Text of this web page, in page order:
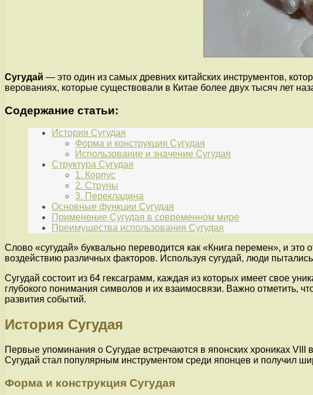
Сугудай — это один из самых древних китайских инструментов,
верованиях, которые существовали в Китае более двух тысяч лет
Содержание статьи:
История Сугудая
Форма и конструкция Сугудая
Использование и значение Сугудая
Структура Сугудая
1. Корпус
2. Струны
3. Перекладина
Основные функции Сугудая
Применение Сугудая в современном мире
Преимущества использования Сугудая
Слово «сугудай» буквально переводится как «Книга перемен», и
воздействию различных факторов. Используя сугудай, люди
Сугудай состоит из 64 гексаграмм, каждая из которых имеет свое
глубокого понимания символов и их взаимосвязи. Важно отметить,
развития событий.
История Сугудая
Первые упоминания о Сугудае встречаются в японских хрониках
Сугудай стал популярным инструментом среди японцев и получил
Форма и конструкция Сугудая